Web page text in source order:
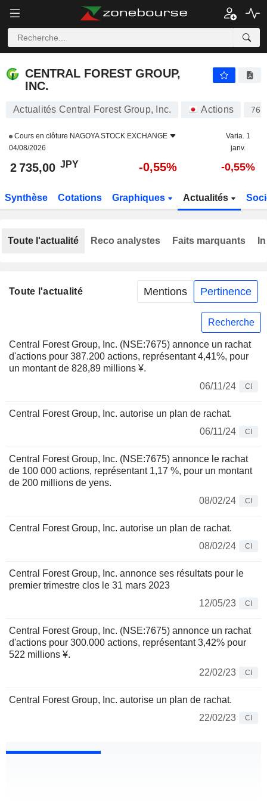
CENTRAL FOREST GROUP,
INC.
Actualités Central Forest Group, Inc. Actions
Cours en clôture NAGOYA STOCK EXCHANGE
04/08/2026
Varia. 1
janv.
2 735,00 JPY -0,55% -0,55%
Synthèse Cotations Graphiques Actualités
Toute l'actualité Mentions Pertinence
Recherche
Central Forest Group, Inc. (NSE:7675) annonce un rachat
d'actions pour 387.200 actions, représentant 4,41%, pour
un montant de 828,89 millions ¥.
06/11/24
CI
Central Forest Group, Inc. autorise un plan de rachat.
06/11/24
CI
Central Forest Group, Inc. (NSE:7675) annonce le rachat
de 100 000 actions, représentant 1,17 %, pour un montant
de 200 millions de yens.
08/02/24
CI
Central Forest Group, Inc. autorise un plan de rachat.
08/02/24
CI
Central Forest Group, Inc. annonce ses résultats pour le
premier trimestre clos le 31 mars 2023
12/05/23
CI
Central Forest Group, Inc. (NSE:7675) annonce un rachat
d'actions pour 300.000 actions, représentant 3,42% pour
522 millions ¥.
22/02/23
CI
Central Forest Group, Inc. autorise un plan de rachat.
22/02/23
CI
Toute l'actualité Reco analystes Faits marquants